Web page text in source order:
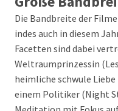
Die Bandbreite der
indes auch in diesem
Facetten sind dabei
Weltraumprinzessin
heimliche schwule
einem Politiker (Night